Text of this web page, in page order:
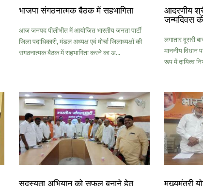
भाजपा संगठनात्मक बैठक में सहभागिता
आज जनपद पीलीभीत में आयोजित भारतीय जनता पार्टी
जिला पदाधिकारी, मंडल अध्यक्ष एवं मोर्चा जिलाध्यक्षों की
संगठनात्मक बैठक में सहभागिता करने का अ...
आदरणीय
जन्मदिवस
लगातार दूसरी
माननीय विधान
रूप में दायित्व
सदस्यता अभियान को सफल बनाने हेतु मुख्यमंत्री